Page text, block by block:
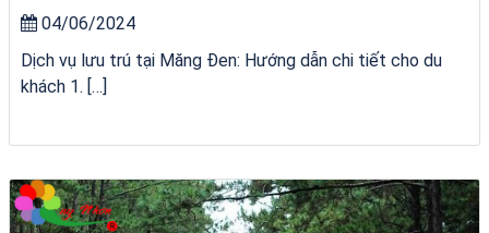
04/06/2024
Dịch vụ lưu trú tại Măng Đen: Hướng dẫn chi tiết cho du
khách 1. […]
VÉ HẢI GIANG